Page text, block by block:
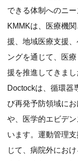
できる体制へのニー
KMMKは、医療機
援、地域医療支援
ングを通じて、医
援を推進してきまし
Doctockは、循環器
び再発予防領域に
や、医学的エビデ
います。運動管理
じて、病院外にお